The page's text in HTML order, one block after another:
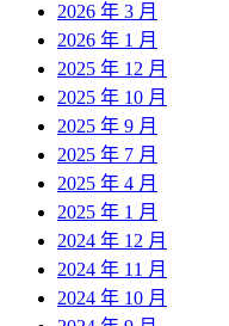
2026 年 3 月
2026 年 1 月
2025 年 12 月
2025 年 10 月
2025 年 9 月
2025 年 7 月
2025 年 4 月
2025 年 1 月
2024 年 12 月
2024 年 11 月
2024 年 10 月